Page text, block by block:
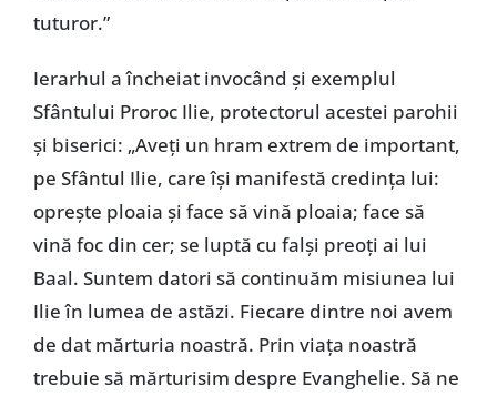
tuturor.”
Ierarhul a încheiat invocând și exemplul
Sfântului Proroc Ilie, protectorul acestei parohii
și biserici: „Aveți un hram extrem de important,
pe Sfântul Ilie, care își manifestă credința lui:
oprește ploaia și face să vină ploaia; face să
vină foc din cer; se luptă cu falși preoți ai lui
Baal. Suntem datori să continuăm misiunea lui
Ilie în lumea de astăzi. Fiecare dintre noi avem
de dat mărturia noastră. Prin viața noastră
trebuie să mărturisim despre Evanghelie. Să ne